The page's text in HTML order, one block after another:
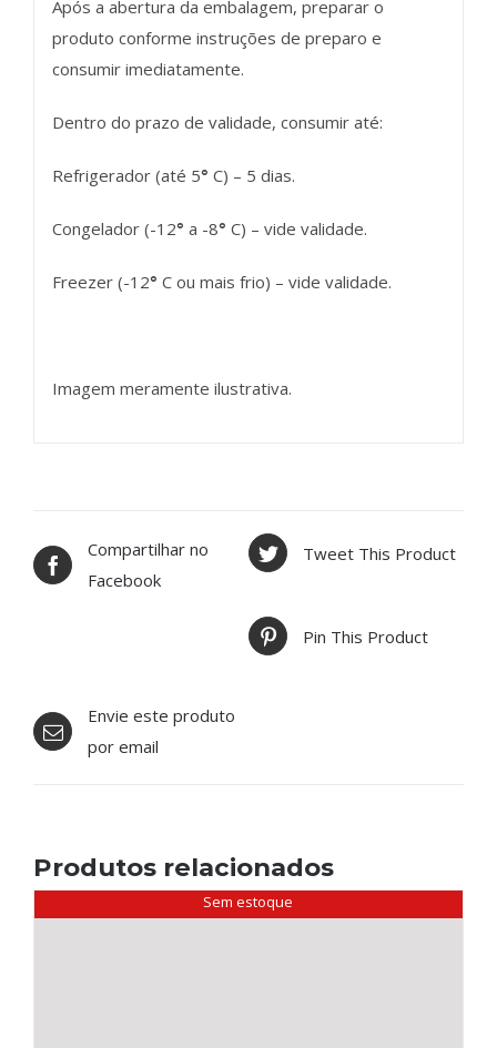
Após a abertura da embalagem, preparar o
produto conforme instruções de preparo e
consumir imediatamente.
Dentro do prazo de validade, consumir até:
Refrigerador (até 5° C) – 5 dias.
Congelador (-12° a -8° C) – vide validade.
Freezer (-12° C ou mais frio) – vide validade.
Imagem meramente ilustrativa.
Compartilhar no
Facebook
Tweet This Product
Pin This Product
Envie este produto
por email
Produtos relacionados
Sem estoque